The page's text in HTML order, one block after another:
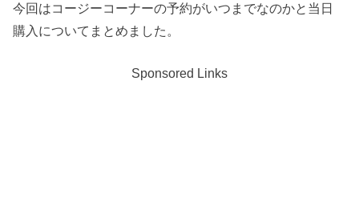
今回はコージーコーナーの予約がいつまでなのかと当日
購入についてまとめました。
Sponsored Links